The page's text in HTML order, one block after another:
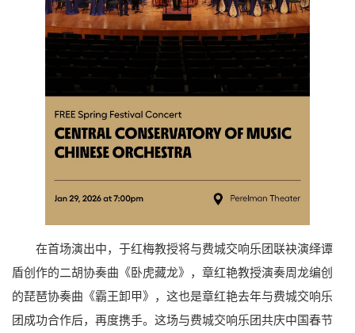
在首场演出中，于红梅教授将与费城交响乐团联袂演绎谭
盾创作的二胡协奏曲《卧虎藏龙》，章红艳教授演奏周龙编创
的琵琶协奏曲《霸王卸甲》，这也是章红艳去年与费城交响乐
团成功合作后，再度携手。这场与费城交响乐团共庆中国春节